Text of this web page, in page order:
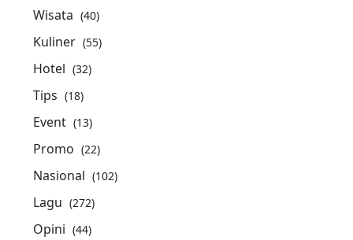
Wisata (40)
Kuliner (55)
Hotel (32)
Tips (18)
Event (13)
Promo (22)
Nasional (102)
Lagu (272)
Opini (44)